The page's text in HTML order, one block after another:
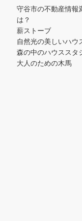
守谷市の不動産情報
は？
薪ストーブ
自然光の美しいハウ
森の中のハウススタ
大人のための木馬